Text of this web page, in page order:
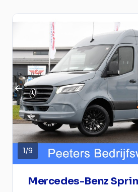
1/9
Mercedes-Benz